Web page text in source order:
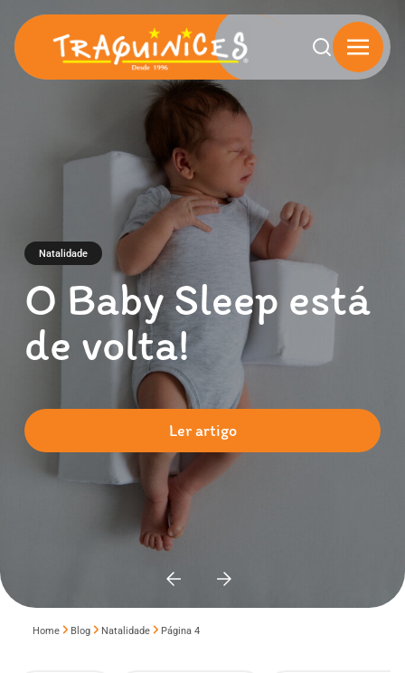
content
Categoria
Natalidade
O Baby Sleep está
de volta!
Ler artigo
Home Blog Natalidade Página 4